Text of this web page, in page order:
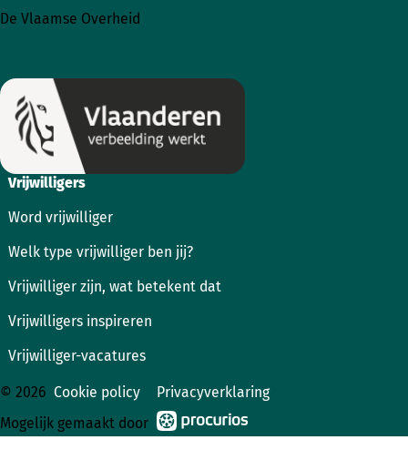
InstagramFacebook
Vrijwilligers
Word vrijwilliger
Welk type vrijwilliger ben jij?
Vrijwilliger zijn, wat betekent dat
Vrijwilligers inspireren
Vrijwilliger-vacatures
De Vlaamse Overheid
© 2026 Cookie policy
Privacyverklaring
Mogelijk gemaakt door